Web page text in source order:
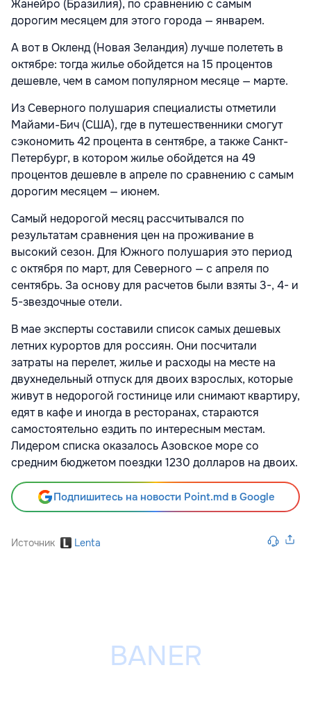
Жанейро (Бразилия), по сравнению с самым
дорогим месяцем для этого города — январем.
А вот в Окленд (Новая Зеландия) лучше полететь в
октябре: тогда жилье обойдется на 15 процентов
дешевле, чем в самом популярном месяце — марте.
Из Северного полушария специалисты отметили
Майами-Бич (США), где в путешественники смогут
сэкономить 42 процента в сентябре, а также Санкт-
Петербург, в котором жилье обойдется на 49
процентов дешевле в апреле по сравнению с самым
дорогим месяцем — июнем.
Самый недорогой месяц рассчитывался по
результатам сравнения цен на проживание в
высокий сезон. Для Южного полушария это период
с октября по март, для Северного — с апреля по
сентябрь. За основу для расчетов были взяты 3-, 4- и
5-звездочные отели.
В мае эксперты составили список самых дешевых
летних курортов для россиян. Они посчитали
затраты на перелет, жилье и расходы на месте на
двухнедельный отпуск для двоих взрослых, которые
живут в недорогой гостинице или снимают квартиру,
едят в кафе и иногда в ресторанах, стараются
самостоятельно ездить по интересным местам.
Лидером списка оказалось Азовское море со
средним бюджетом поездки 1230 долларов на двоих.
Подпишитесь на новости Point.md в Google
Источник Lenta